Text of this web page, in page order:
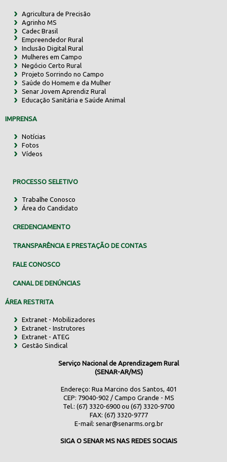
Agricultura de Precisão
Agrinho MS
Cadec Brasil
Empreendedor Rural
Inclusão Digital Rural
Mulheres em Campo
Negócio Certo Rural
Projeto Sorrindo no Campo
Saúde do Homem e da Mulher
Senar Jovem Aprendiz Rural
Educação Sanitária e Saúde Animal
IMPRENSA
Notícias
Fotos
Vídeos
PROCESSO SELETIVO
Trabalhe Conosco
Área do Candidato
CREDENCIAMENTO
TRANSPARÊNCIA E PRESTAÇÃO DE CONTAS
FALE CONOSCO
CANAL DE DENÚNCIAS
ÁREA RESTRITA
Extranet - Mobilizadores
Extranet - Instrutores
Extranet - ATEG
Gestão Sindical
Serviço Nacional de Aprendizagem Rural
(SENAR-AR/MS)
Endereço: Rua Marcino dos Santos, 401
CEP: 79040-902 / Campo Grande - MS
Tel.: (67) 3320-6900 ou (67) 3320-9700
FAX: (67) 3320-9777
E-mail: senar@senarms.org.br
SIGA O SENAR MS NAS REDES SOCIAIS